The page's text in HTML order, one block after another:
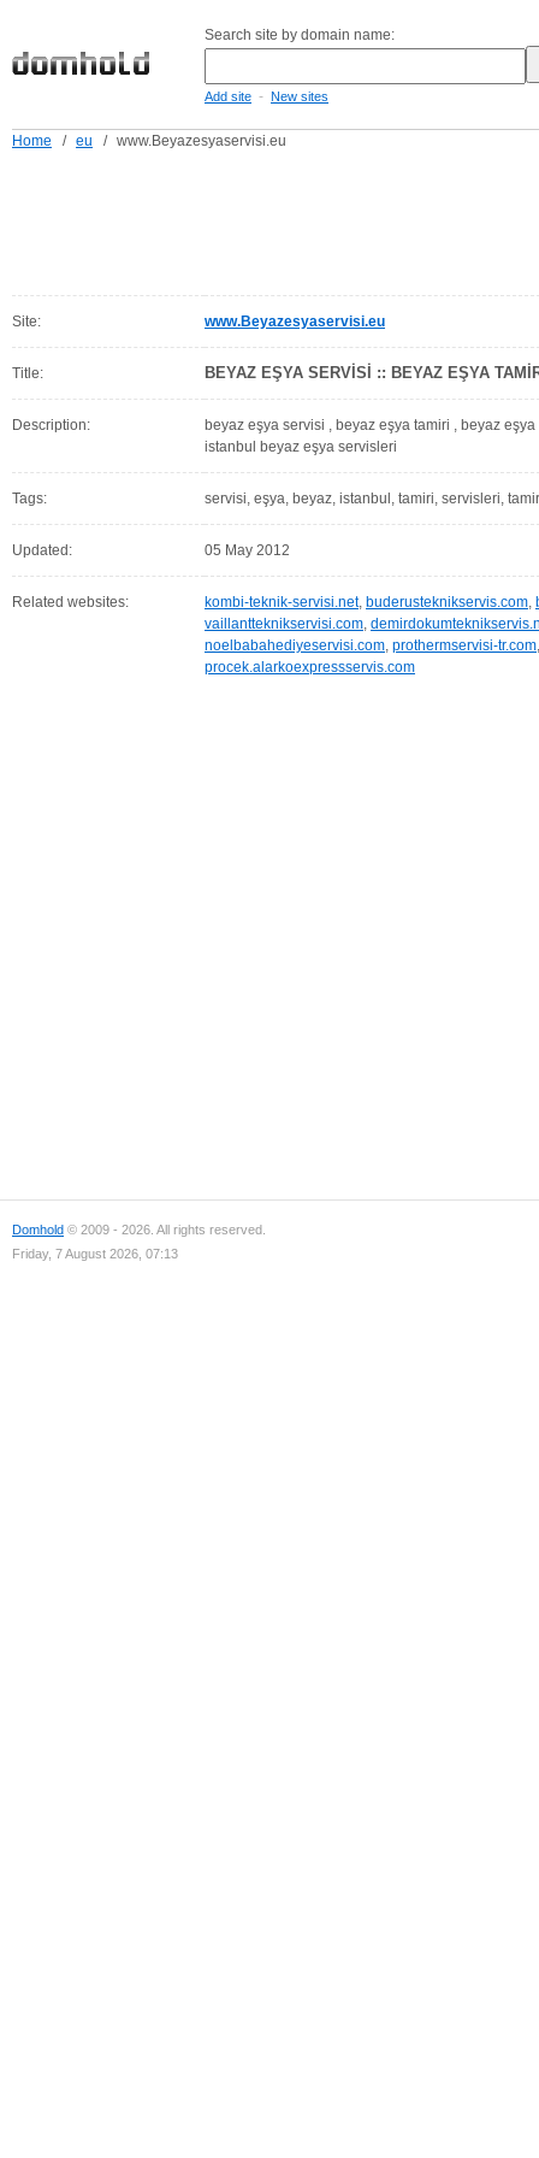
Search site by domain name:
Add site - New sites
Home / eu / www.Beyazesyaservisi.eu
Site: www.Beyazesyaservisi.eu
Title: BEYAZ EŞYA SERVİSİ :: BEYAZ EŞYA
Description:
beyaz eşya servisi , beyaz eşya tamiri , beyaz
istanbul beyaz eşya servisleri
Tags: servisi, eşya, beyaz, istanbul, tamiri, servisleri, tamir
Updated: 05 May 2012
Related websites: kombi-teknik-servisi.net, buderusteknikservis.com,
vaillantteknikservisi.com,
noelbabahediyeservisi.com, prothermservisi-tr.com
procek.alarkoexpressservis.com
Domhold © 2009 - 2026. All rights reserved.
Friday, 7 August 2026, 07:13